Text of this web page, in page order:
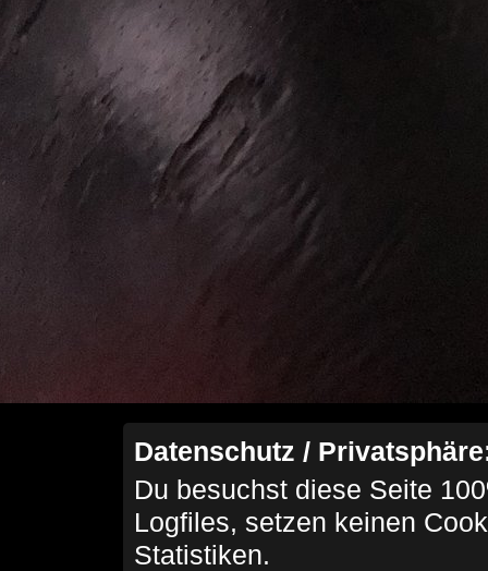
Datenschutz /
Du besuchst diese Seite
Logfiles, setzen keinen
Statistiken.